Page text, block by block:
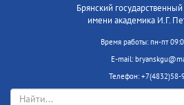
Брянский
имени академика И.Г.
Время работы: пн-пт
E-mail:
Телефон: +7(4832)58-